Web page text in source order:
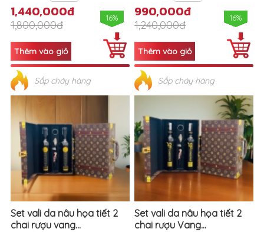
1,440,000đ
1,800,000đ
16%
Sắp cháy hàng
990,000đ
1,240,000đ
16%
Sắp cháy hàng
Set vali da nâu họa tiết 2
chai rượu vang...
Set vali da nâu họa tiết 2
chai rượu Vang...